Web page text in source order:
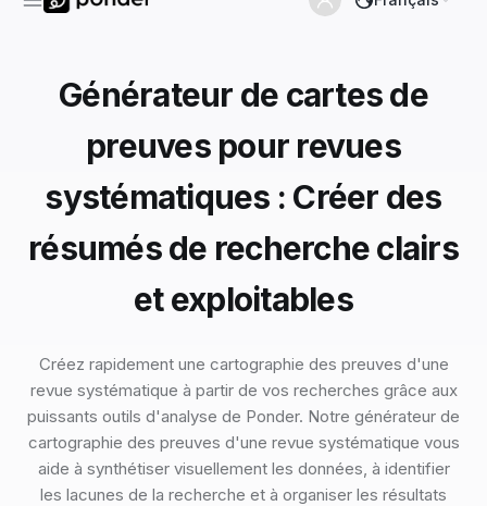
Générateur de cartes de
preuves pour revues
systématiques : Créer des
résumés de recherche clairs
et exploitables
Créez rapidement une cartographie des preuves d'une
revue systématique à partir de vos recherches grâce aux
puissants outils d'analyse de Ponder. Notre générateur de
cartographie des preuves d'une revue systématique vous
aide à synthétiser visuellement les données, à identifier
les lacunes de la recherche et à organiser les résultats